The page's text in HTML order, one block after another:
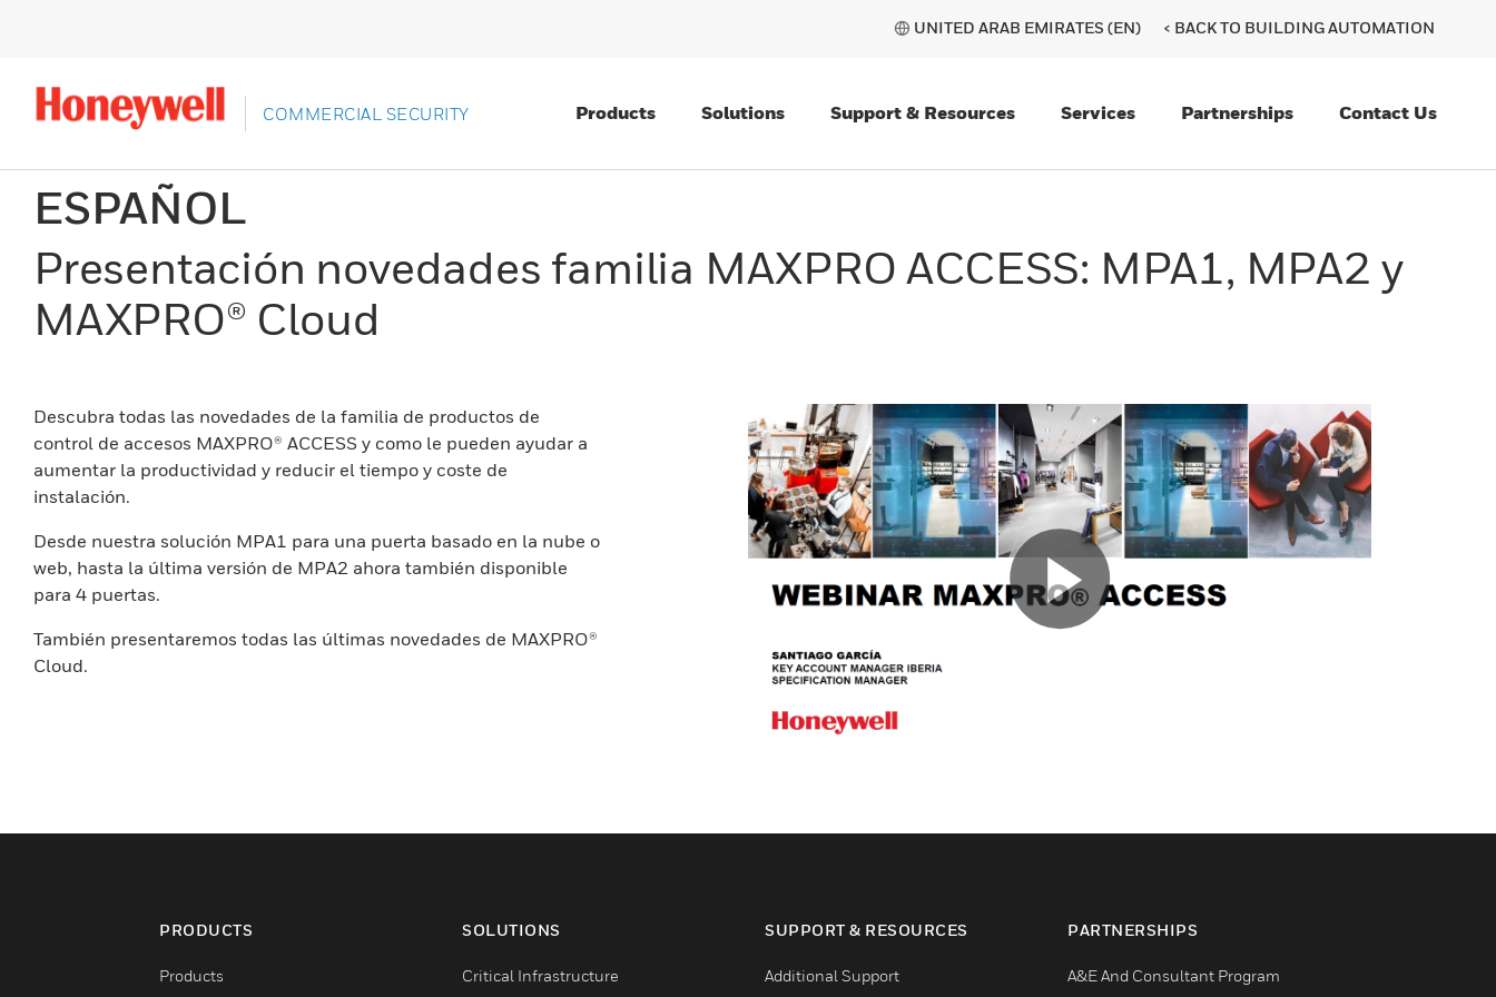
UNITED ARAB EMIRATES (EN) < BACK TO BUILDING AUTOMATION
COMMERCIAL SECURITY Products Solutions Support & Resources Services Partnerships Contact Us
ESPAÑOL
Presentación novedades familia MAXPRO ACCESS: MPA1, MPA2 y
MAXPRO® Cloud
Descubra todas las novedades de la familia de productos de
control de accesos MAXPRO® ACCESS y como le pueden ayudar a
aumentar la productividad y reducir el tiempo y coste de
instalación.
Desde nuestra solución MPA1 para una puerta basado en la nube o
web, hasta la última versión de MPA2 ahora también disponible
para 4 puertas.
También presentaremos todas las últimas novedades de MAXPRO®
Cloud.
PRODUCTS
Products
SOLUTIONS
Critical Infrastructure
SUPPORT & RESOURCES
Additional Support
PARTNERSHIPS
A&E And Consultant Program